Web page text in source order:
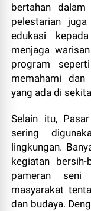
bertahan
pelestarian
edukasi
menjaga
program
memahami dan
yang ada di
Selain itu,
sering
lingkungan.
kegiatan
pameran seni
masyarakat
dan budaya.